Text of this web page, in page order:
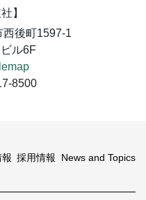
】
西後町1597-1
ル6F
8500
採用情報 News and Topics